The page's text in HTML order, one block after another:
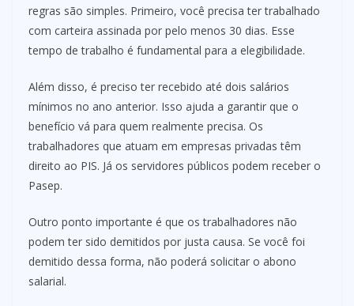
regras são simples. Primeiro, você precisa ter trabalhado
com carteira assinada por pelo menos 30 dias. Esse
tempo de trabalho é fundamental para a elegibilidade.
Além disso, é preciso ter recebido até dois salários
mínimos no ano anterior. Isso ajuda a garantir que o
benefício vá para quem realmente precisa. Os
trabalhadores que atuam em empresas privadas têm
direito ao PIS. Já os servidores públicos podem receber o
Pasep.
Outro ponto importante é que os trabalhadores não
podem ter sido demitidos por justa causa. Se você foi
demitido dessa forma, não poderá solicitar o abono
salarial.